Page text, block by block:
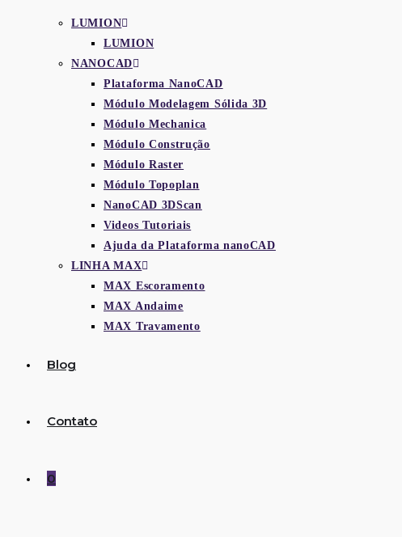
LUMION
LUMION
NANOCAD
Plataforma NanoCAD
Módulo Modelagem Sólida 3D
Módulo Mechanica
Módulo Construção
Módulo Raster
Módulo Topoplan
NanoCAD 3DScan
Videos Tutoriais
Ajuda da Plataforma nanoCAD
LINHA MAX
MAX Escoramento
MAX Andaime
MAX Travamento
Blog
Contato
0